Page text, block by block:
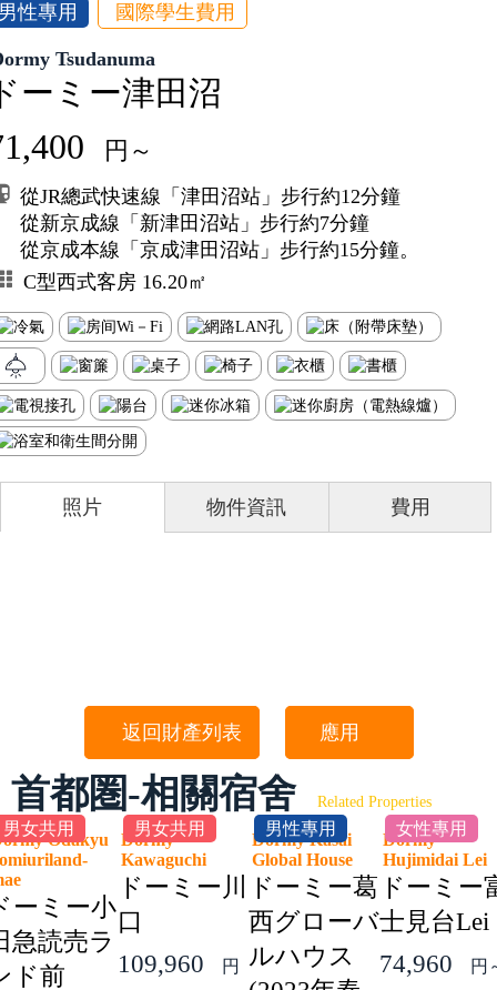
性專用 國際學生費用
Tsudanuma
ーミー津田沼
円～
從JR總武快速線「津田沼站」步行約12分鐘
從新京成線「新津田沼站」步行約7分鐘
從京成本線「京成津田沼站」步行約15分鐘。
C型西式客房 16.20㎡
照片 物件資訊 費用
返回財產列表 應用
首都圏-相關宿舍 Related Properties
男女共用
Odakyu
ーミー小
急読売ラ
ド前
男女共用
Dormy
Kawaguchi
ドーミー川
口
109,960
円
男性專用
Dormy Kasai
Global House
ドーミー葛
西グローバ
ルハウス
女性專用
Dormy
Hujimidai
ドーミー
士見台Lei
74,960
円